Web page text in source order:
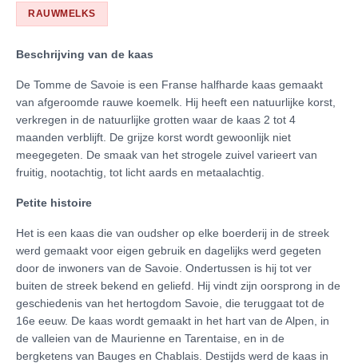
RAUWMELKS
Beschrijving van de kaas
De Tomme de Savoie is een Franse halfharde kaas gemaakt
van afgeroomde rauwe koemelk. Hij heeft een natuurlijke korst,
verkregen in de natuurlijke grotten waar de kaas 2 tot 4
maanden verblijft. De grijze korst wordt gewoonlijk niet
meegegeten. De smaak van het strogele zuivel varieert van
fruitig, nootachtig, tot licht aards en metaalachtig.
Petite histoire
Het is een kaas die van oudsher op elke boerderij in de streek
werd gemaakt voor eigen gebruik en dagelijks werd gegeten
door de inwoners van de Savoie. Ondertussen is hij tot ver
buiten de streek bekend en geliefd. Hij vindt zijn oorsprong in de
geschiedenis van het hertogdom Savoie, die teruggaat tot de
16e eeuw. De kaas wordt gemaakt in het hart van de Alpen, in
de valleien van de Maurienne en Tarentaise, en in de
bergketens van Bauges en Chablais. Destijds werd de kaas in